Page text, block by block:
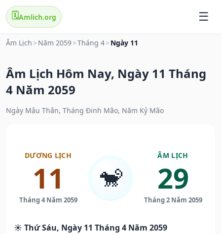
🗓️Amlich.org
Âm Lịch > Năm 2059>Tháng 4> Ngày 11
Âm Lịch Hôm Nay, Ngày 11 Tháng
4 Năm 2059
Ngày Mậu Thân, Tháng Đinh Mão, Năm Kỷ Mão
DƯƠNG LỊCH
11
Tháng 4 Năm 2059
🐒
ÂM LỊCH
29
Tháng 2 Năm 2059
☀️ Thứ Sáu, Ngày 11 Tháng 4 Năm 2059